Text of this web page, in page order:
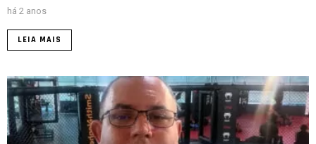
há 2 anos
LEIA MAIS